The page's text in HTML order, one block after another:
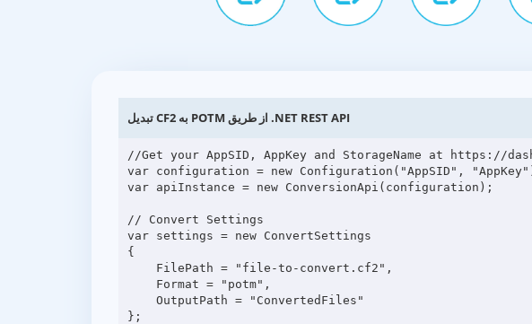
تبدیل CF2 به POTM از طریق .NET REST API
//Get your AppSID, AppKey and StorageName at
var configuration = new Configuration("AppSID",
var apiInstance = new ConversionApi(configuration);
// Convert Settings
var settings = new ConvertSettings
{
};